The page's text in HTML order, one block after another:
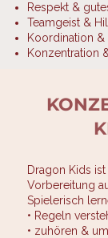
Respekt &
Teamgeist &
Koordination
Konzentration
Dragon Kids
Vorbereitung
Spielerisch
• Regeln
• zuhören &